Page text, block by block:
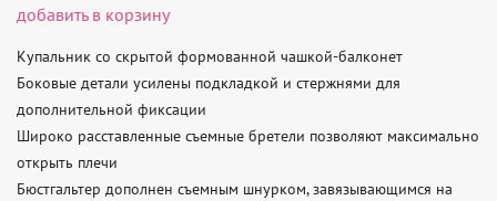
добавить в корзину
Купальник со скрытой формованной чашкой-балконет
Боковые детали усилены подкладкой и стержнями для
дополнительной фиксации
Широко расставленные съемные бретели позволяют максимально
открыть плечи
Бюстгальтер дополнен съемным шнурком, завязывающимся на